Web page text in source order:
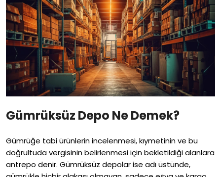
Gümrüksüz Depo Ne Demek?
Gümrüğe tabi ürünlerin incelenmesi, kıymetinin ve bu
doğrultuda vergisinin belirlenmesi için bekletildiği alanlara
antrepo denir. Gümrüksüz depolar ise adı üstünde,